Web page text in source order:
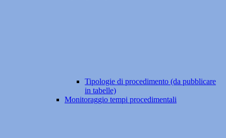
Tipologie di procedimento (da pubblicare
in tabelle)
Monitoraggio tempi procedimentali